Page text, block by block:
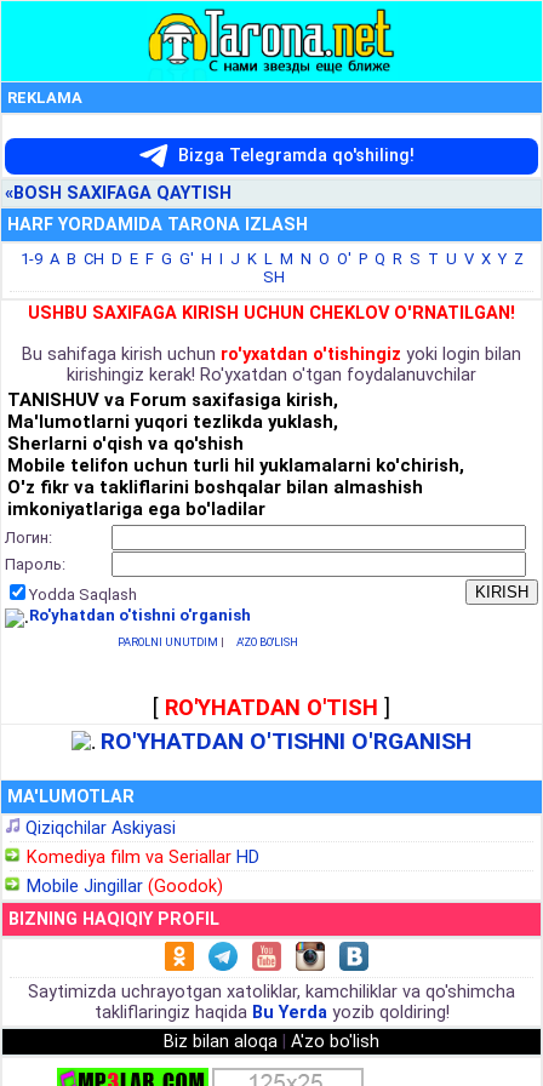
REKLAMA
Bizga Telegramda qo'shiling!
«BOSH SAXIFAGA QAYTISH
HARF YORDAMIDA TARONA IZLASH
1-9 A B CH D E F G G' H I J K L M N O O' P Q R S T U V X Y Z
SH
USHBU SAXIFAGA KIRISH UCHUN CHEKLOV O'RNATILGAN!
Bu sahifaga kirish uchun ro'yxatdan o'tishingiz yoki login bilan
kirishingiz kerak! Ro'yxatdan o'tgan foydalanuvchilar
TANISHUV va Forum saxifasiga kirish,
Ma'lumotlarni yuqori tezlikda yuklash,
Sherlarni o'qish va qo'shish
Mobile telifon uchun turli hil yuklamalarni ko'chirish,
O'z fikr va takliflarini boshqalar bilan almashish
imkoniyatlariga ega bo'ladilar
Логин:
Пароль:
Yodda Saqlash
Ro'yhatdan o'tishni o'rganish
PAROLNI UNUTDIM | A'ZO BO'LISH
[ RO'YHATDAN O'TISH ]
RO'YHATDAN O'TISHNI O'RGANISH
MA'LUMOTLAR
Qiziqchilar Askiyasi
Komediya film va Seriallar HD
Mobile Jingillar (Goodok)
BIZNING HAQIQIY PROFIL
Saytimizda uchrayotgan xatoliklar, kamchiliklar va qo'shimcha
takliflaringiz haqida Bu Yerdayozib qoldiring!
Biz bilan aloqa
A'zo bo'lish